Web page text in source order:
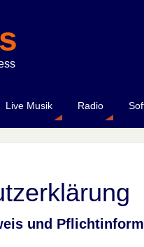
Live Musik Radio
und